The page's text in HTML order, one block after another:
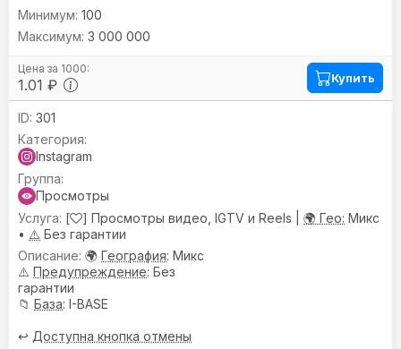
1.01 ₽
100
3 000 000
Купить
301
Instagram
Просмотры
[
] Просмотры видео, IGTV и Reels | 🌍 Гео: Микс
• ⚠️ Без гарантии
🌍 География: Микс
⚠️ Предупреждениe: Без
гарантии
📁 База: I-BASE
↩️ Доступна кнопка отмены